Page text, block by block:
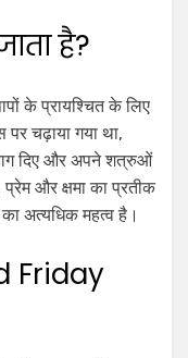
है?
के प्रायश्चित के लिए
चढ़ाया गया था,
दिए और अपने शत्रुओं
प्रेम और क्षमा का प्रतीक
अत्यधिक महत्व है।
Friday